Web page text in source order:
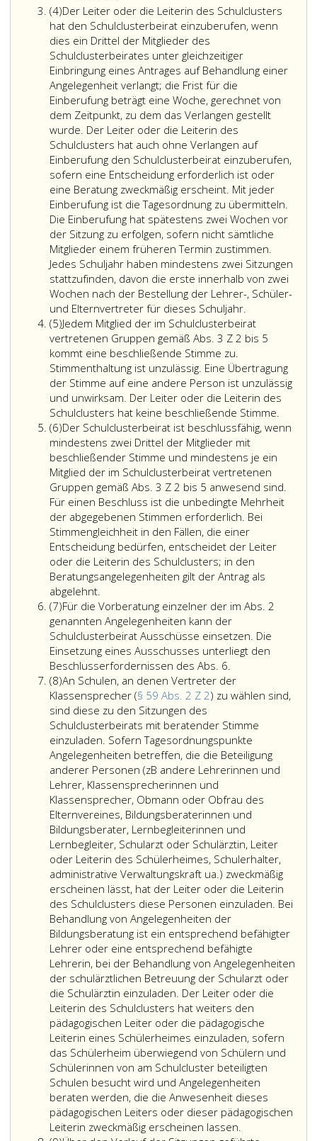
drei
und
höchstens
acht
weitere
Repräsentantinnen
und
Repräsentanten
der
regionalen
Kooperationspartner
der
außerschulischen
Jugendarbeit,
des
regionalen
Vereinswesens
(Kultur,
Sport
usw.),
der
regionalen
Sozialarbeit,
der
regionalen
Schulerhalter
von
am
Schulcluster
beteiligten
Schulen,
der
regionalen
industriellen
und
gewerblichen
Strukturen
und
der
Sozialpartner,
die
auf
Vorschlag
des
Leiters
oder
der
Leiterin
des
Schulclusters
von
den
Vertreterinnen
und
Vertretern
der
Lehrerinnen
und
Lehrer
(Ziffer
3,)
sowie
der
Erziehungsberechtigten
(Ziffer
4,)
für
die
Dauer
von
jeweils
zwei
Schuljahren
bestimmt
werden.
(4)Absatz
4
Der Leiter oder die Leiterin des Schulclusters
hat den Schulclusterbeirat einzuberufen, wenn
dies ein Drittel der Mitglieder des
Schulclusterbeirates unter gleichzeitiger
Einbringung eines Antrages auf Behandlung einer
Angelegenheit verlangt; die Frist für die
Einberufung beträgt eine Woche, gerechnet von
dem Zeitpunkt, zu dem das Verlangen gestellt
wurde. Der Leiter oder die Leiterin des
Schulclusters hat auch ohne Verlangen auf
Einberufung den Schulclusterbeirat einzuberufen,
sofern eine Entscheidung erforderlich ist oder
eine Beratung zweckmäßig erscheint. Mit jeder
Einberufung ist die Tagesordnung zu übermitteln.
Die Einberufung hat spätestens zwei Wochen vor
der Sitzung zu erfolgen, sofern nicht sämtliche
Mitglieder einem früheren Termin zustimmen.
Jedes Schuljahr haben mindestens zwei Sitzungen
stattzufinden, davon die erste innerhalb von zwei
Wochen nach der Bestellung der Lehrer-, Schüler-
und Elternvertreter für dieses Schuljahr.
(5)Absatz
5
Jedem Mitglied der im Schulclusterbeirat
vertretenen Gruppen gemäß Abs. 3 Z 2 bis 5
kommt eine beschließende Stimme zu.
Stimmenthaltung ist unzulässig. Eine Übertragung
der Stimme auf eine andere Person ist unzulässig
und unwirksam. Der Leiter oder die Leiterin des
Schulclusters hat keine beschließende Stimme.
Mitglied
der
ist
und
Leiter
die
Leiterin
keine
(6)Absatz
6
Der Schulclusterbeirat ist beschlussfähig, wenn
mindestens zwei Drittel der Mitglieder mit
beschließender Stimme und mindestens je ein
Mitglied der im Schulclusterbeirat vertretenen
Gruppen gemäß Abs. 3 Z 2 bis 5 anwesend sind.
Für einen Beschluss ist die unbedingte Mehrheit
der abgegebenen Stimmen erforderlich. Bei
Stimmengleichheit in den Fällen, die einer
Entscheidung bedürfen, entscheidet der Leiter
oder die Leiterin des Schulclusters; in den
Beratungsangelegenheiten gilt der Antrag als
abgelehnt.
Schulclusterbeirat
ist
beschlussfähig,
wenn
mindestens
zwei
Drittel
der
Mitglieder
mit
beschließender
Stimme
und
mindestens
je
ein
Mitglied
der
im
Schulclusterbeirat
vertretenen
Gruppen
gemäß
Absatz
3,
Ziffer
2
bis
5
anwesend
sind.
Für
einen
Beschluss
ist
die
(7)Absatz
7
Für die Vorberatung einzelner der im Abs. 2
genannten Angelegenheiten kann der
Schulclusterbeirat Ausschüsse einsetzen. Die
Einsetzung eines Ausschusses unterliegt den
Beschlusserfordernissen des Abs. 6.
die
Vorberatung
der
im
Absatz
2,
Angelegenheiten
kann
der
Schulclusterbeirat
Ausschüsse
einsetzen.
Die
Einsetzung
eines
Ausschusses
unterliegt
den
des
Absatz
6,
(8)Absatz
8
An Schulen, an denen Vertreter der
Klassensprecher (§ 59 Abs. 2 Z 2) zu wählen sind,
sind diese zu den Sitzungen des
Schulclusterbeirats mit beratender Stimme
einzuladen. Sofern Tagesordnungspunkte
Angelegenheiten betreffen, die die Beteiligung
anderer Personen (zB andere Lehrerinnen und
Lehrer, Klassensprecherinnen und
Klassensprecher, Obmann oder Obfrau des
Elternvereines, Bildungsberaterinnen und
Bildungsberater, Lernbegleiterinnen und
Lernbegleiter, Schularzt oder Schulärztin, Leiter
oder Leiterin des Schülerheimes, Schulerhalter,
administrative Verwaltungskraft ua.) zweckmäßig
erscheinen lässt, hat der Leiter oder die Leiterin
des Schulclusters diese Personen einzuladen. Bei
Behandlung von Angelegenheiten der
Bildungsberatung ist ein entsprechend befähigter
Lehrer oder eine entsprechend befähigte
Lehrerin, bei der Behandlung von Angelegenheiten
der schulärztlichen Betreuung der Schularzt oder
die Schulärztin einzuladen. Der Leiter oder die
Leiterin des Schulclusters hat weiters den
pädagogischen Leiter oder die pädagogische
Leiterin eines Schülerheimes einzuladen, sofern
das Schülerheim überwiegend von Schülern und
Schülerinnen von am Schulcluster beteiligten
Schulen besucht wird und Angelegenheiten
beraten werden, die die Anwesenheit dieses
pädagogischen Leiters oder dieser pädagogischen
Leiterin zweckmäßig erscheinen lassen.